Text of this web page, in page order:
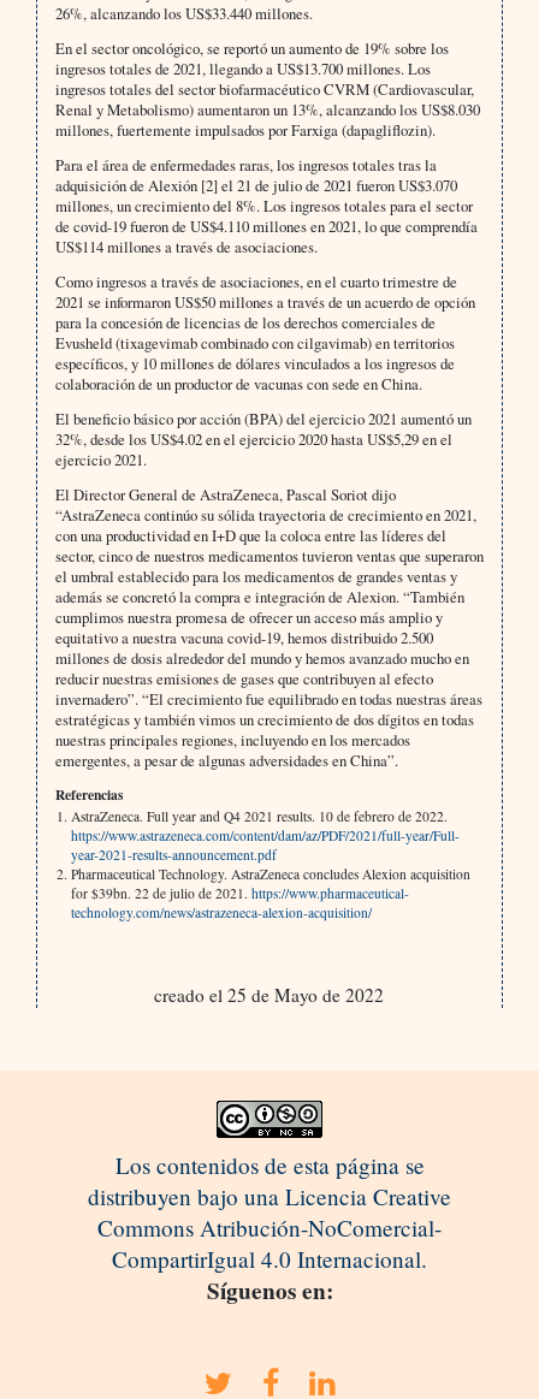
26%, alcanzando los US$33.440 millones.
En el sector oncológico, se reportó un aumento de 19% sobre los
ingresos totales de 2021, llegando a US$13.700 millones. Los
ingresos totales del sector biofarmacéutico CVRM (Cardiovascular,
Renal y Metabolismo) aumentaron un 13%, alcanzando los US$8.030
millones, fuertemente impulsados por Farxiga (dapagliflozin).
Para el área de enfermedades raras, los ingresos totales tras la
adquisición de Alexión [2] el 21 de julio de 2021 fueron US$3.070
millones, un crecimiento del 8%. Los ingresos totales para el sector
de covid-19 fueron de US$4.110 millones en 2021, lo que comprendía
US$114 millones a través de asociaciones.
Como ingresos a través de asociaciones, en el cuarto trimestre de
2021 se informaron US$50 millones a través de un acuerdo de opción
para la concesión de licencias de los derechos comerciales de
Evusheld (tixagevimab combinado con cilgavimab) en territorios
específicos, y 10 millones de dólares vinculados a los ingresos de
colaboración de un productor de vacunas con sede en China.
El beneficio básico por acción (BPA) del ejercicio 2021 aumentó un
32%, desde los US$4.02 en el ejercicio 2020 hasta US$5,29 en el
ejercicio 2021.
El Director General de AstraZeneca, Pascal Soriot dijo
“AstraZeneca continúo su sólida trayectoria de crecimiento en 2021,
con una productividad en I+D que la coloca entre las líderes del
sector, cinco de nuestros medicamentos tuvieron ventas que superaron
el umbral establecido para los medicamentos de grandes ventas y
además se concretó la compra e integración de Alexion. “También
cumplimos nuestra promesa de ofrecer un acceso más amplio y
equitativo a nuestra vacuna covid-19, hemos distribuido 2.500
millones de dosis alrededor del mundo y hemos avanzado mucho en
reducir nuestras emisiones de gases que contribuyen al efecto
invernadero”. “El crecimiento fue equilibrado en todas nuestras áreas
estratégicas y también vimos un crecimiento de dos dígitos en todas
nuestras principales regiones, incluyendo en los mercados
emergentes, a pesar de algunas adversidades en China”.
Referencias
AstraZeneca. Full year and Q4 2021 results. 10 de febrero de 2022.
https://www.astrazeneca.com/content/dam/az/PDF/2021/full-year/Full-
year-2021-results-announcement.pdf
Pharmaceutical Technology. AstraZeneca concludes Alexion acquisition
for $39bn. 22 de julio de 2021. https://www.pharmaceutical-
technology.com/news/astrazeneca-alexion-acquisition/
creado el 25 de Mayo de 2022
Los contenidos de esta página se
distribuyen bajo una Licencia Creative
Commons Atribución-NoComercial-
CompartirIgual 4.0 Internacional.
Síguenos en: